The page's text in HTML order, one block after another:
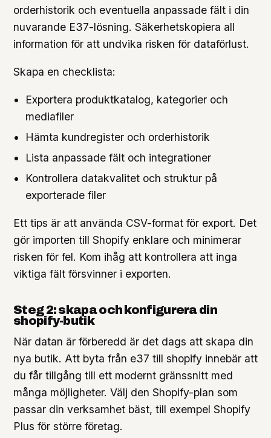
orderhistorik och eventuella anpassade fält i din
nuvarande E37-lösning. Säkerhetskopiera all
information för att undvika risken för dataförlust.
Skapa en checklista:
Exportera produktkatalog, kategorier och
mediafiler
Hämta kundregister och orderhistorik
Lista anpassade fält och integrationer
Kontrollera datakvalitet och struktur på
exporterade filer
Ett tips är att använda CSV-format för export. Det
gör importen till Shopify enklare och minimerar
risken för fel. Kom ihåg att kontrollera att inga
viktiga fält försvinner i exporten.
Steg 2: skapa och konfigurera din
shopify-butik
När datan är förberedd är det dags att skapa din
nya butik. Att byta från e37 till shopify innebär att
du får tillgång till ett modernt gränssnitt med
många möjligheter. Välj den Shopify-plan som
passar din verksamhet bäst, till exempel Shopify
Plus för större företag.